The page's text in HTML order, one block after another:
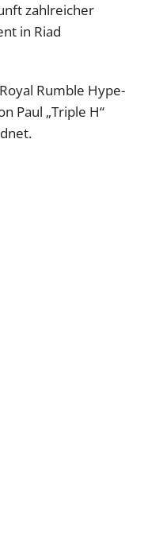
zahlreicher
in Riad
Rumble Hype-
Paul „Triple H“